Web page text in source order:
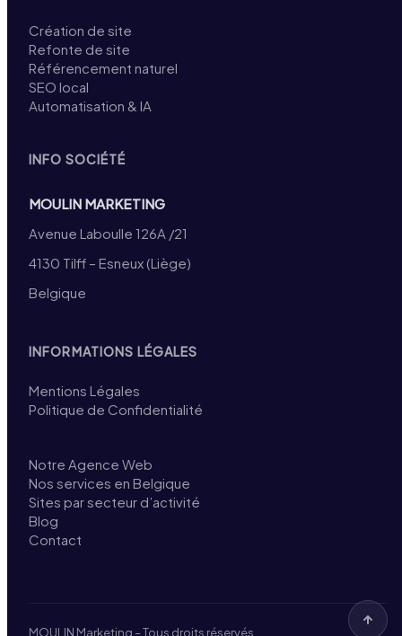
Création de site
Refonte de site
Référencement naturel
SEO local
Automatisation & IA
INFO SOCIÉTÉ
MOULIN MARKETING
Avenue Laboulle 126A /21
4130 Tilff – Esneux (Liège)
Belgique
INFORMATIONS LÉGALES
Mentions Légales
Politique de Confidentialité
Notre Agence Web
Nos services en Belgique
Sites par secteur d’activité
Blog
Contact
MOULIN Marketing – Tous droits réservés